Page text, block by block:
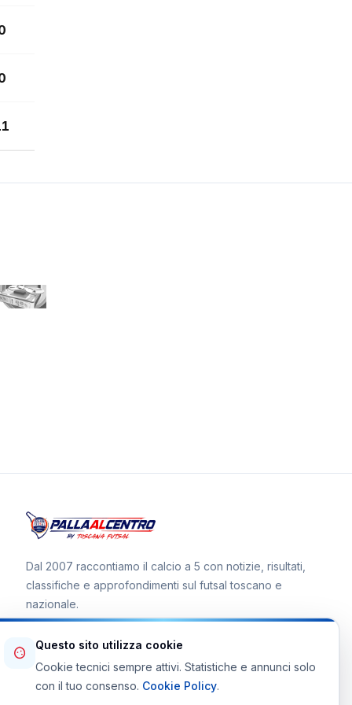
Dal 2007 raccontiamo il calcio a 5 con notizie, risultati,
classifiche e approfondimenti sul futsal toscano e
nazionale.
Canale WhatsApp
Telegram Toscana Futsal
Questo sito utilizza cookie
Cookie tecnici sempre attivi. Statistiche e annunci solo
con il tuo consenso. Cookie Policy.